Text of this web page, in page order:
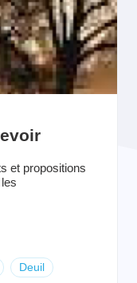
et propositions
Deuil